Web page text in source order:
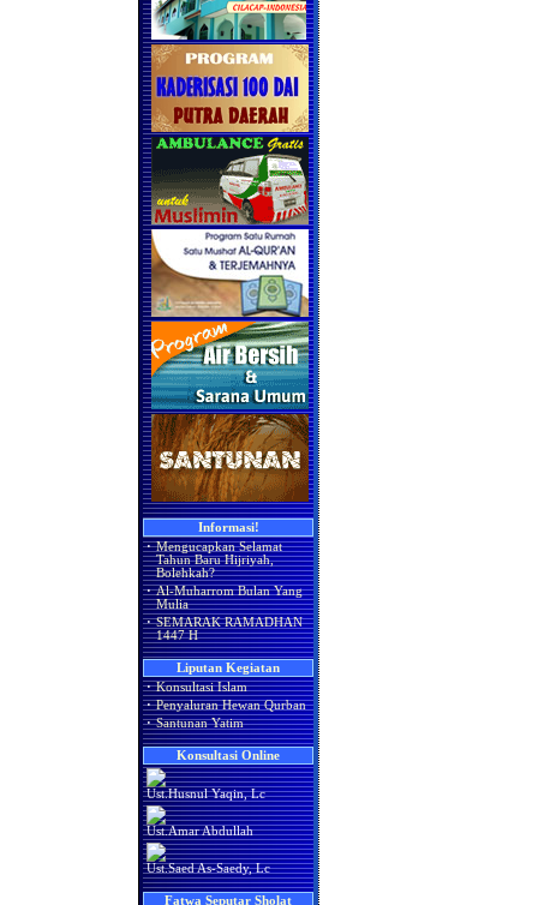
Informasi!
· Mengucapkan Selamat
Tahun Baru Hijriyah,
Bolehkah?
· Al-Muharrom Bulan Yang
Mulia
· SEMARAK RAMADHAN
1447 H
Liputan Kegiatan
· Konsultasi Islam
· Penyaluran Hewan Qurban
· Santunan Yatim
Konsultasi Online
Ust.Husnul Yaqin, Lc
Ust.Amar Abdullah
Ust.Saed As-Saedy, Lc
Fatwa Seputar Sholat